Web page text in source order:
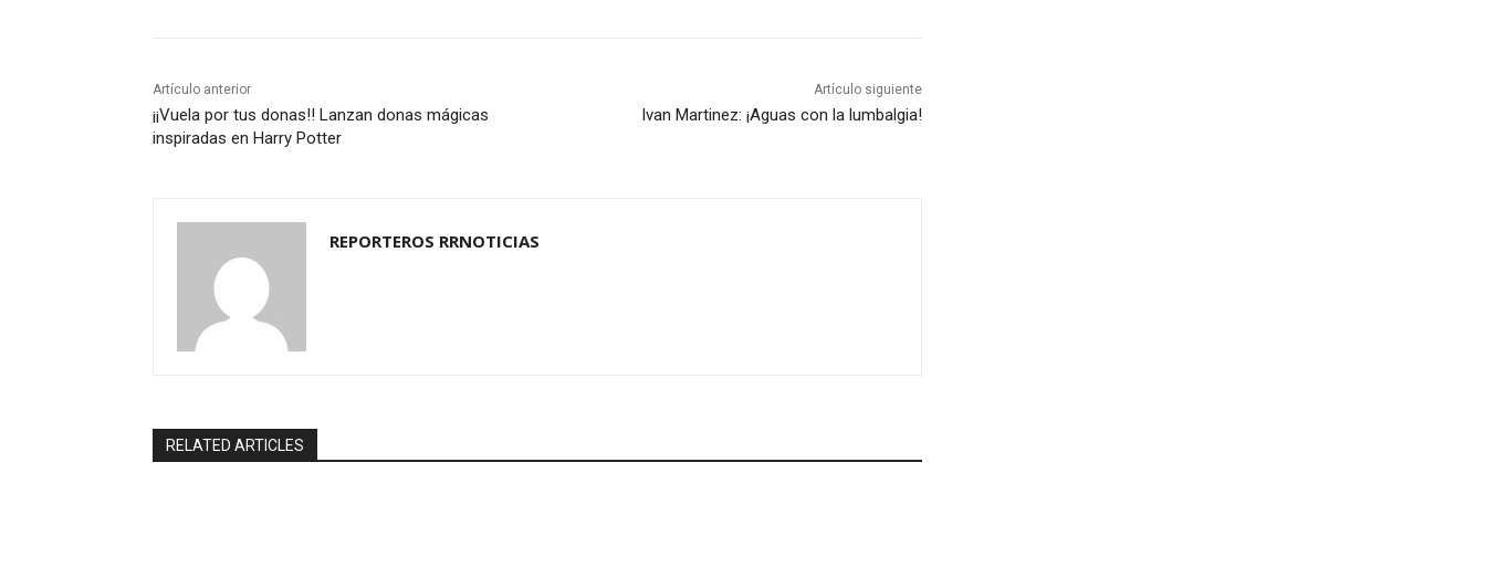
Artículo anterior
¡¡Vuela por tus donas!! Lanzan donas mágicas
inspiradas en Harry Potter
Artículo siguiente
Ivan Martinez: ¡Aguas con la lumbalgia!
REPORTEROS RRNOTICIAS
RELATED ARTICLES